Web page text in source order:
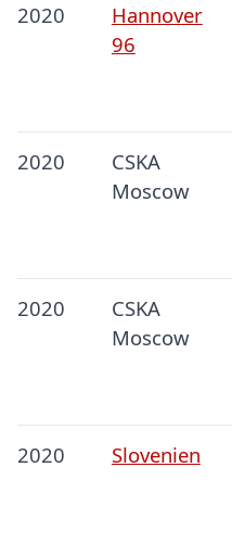
2020
Hannover
96
2020
CSKA
Moscow
2020
CSKA
Moscow
2020 Slovenien